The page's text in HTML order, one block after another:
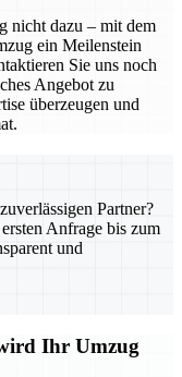
nicht dazu – mit dem
ein Meilenstein
Sie uns noch
Angebot zu
überzeugen und
Partner?
Anfrage bis zum
und
Ihr Umzug